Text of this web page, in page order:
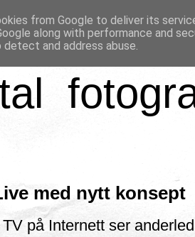
med nytt konsept
på Internett ser
from Google to deliver its
along with performance and
and address abuse.